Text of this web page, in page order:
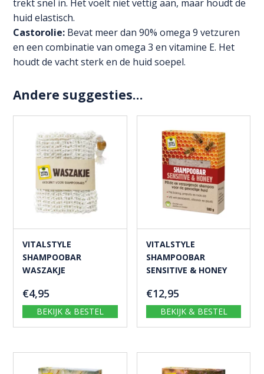
trekt snel in. Het voelt niet vettig aan, maar houdt de
huid elastisch.
Castorolie: Bevat meer dan 90% omega 9 vetzuren
en een combinatie van omega 3 en vitamine E. Het
houdt de vacht sterk en de huid soepel.
Andere suggesties…
VITALSTYLE
SHAMPOOBAR
WASZAKJE
€4,95
BEKIJK & BESTEL
VITALSTYLE
SHAMPOOBAR
SENSITIVE & HONEY
€12,95
BEKIJK & BESTEL